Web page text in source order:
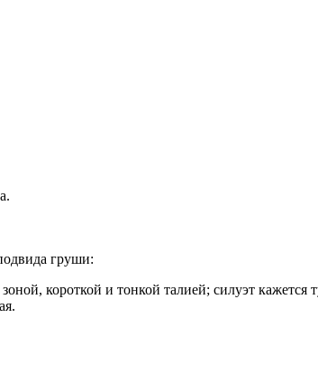
груши:
короткой и тонкой талией; силуэт кажется